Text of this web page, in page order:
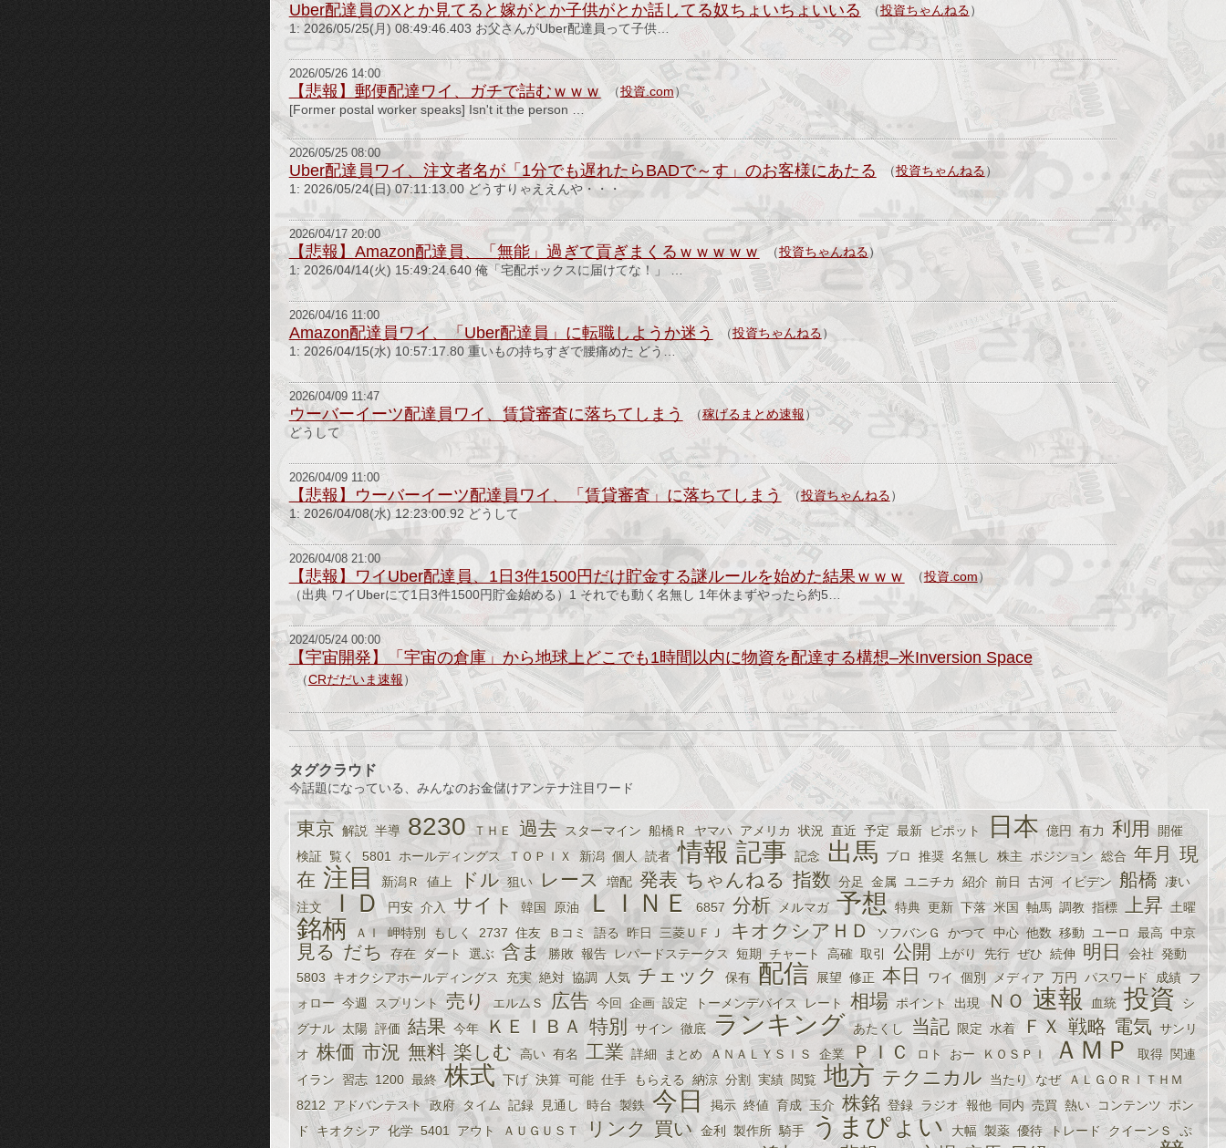
Uber配達員のXとか見てると嫁がとか子供がとか話してる奴ちょいちょいいる （投資ちゃんねる）
1: 2026/05/25(月) 08:49:46.403 お父さんがUber配達員って子供…
2026/05/26 14:00
【悲報】郵便配達ワイ、ガチで詰むｗｗｗ （投資.com）
[Former postal worker speaks] Isn't it the person …
2026/05/25 08:00
Uber配達員ワイ、注文者名が「1分でも遅れたらBADで～す」のお客様にあたる （投資ちゃんねる）
1: 2026/05/24(日) 07:11:13.00 どうすりゃええんや・・・
2026/04/17 20:00
【悲報】Amazon配達員、「無能」過ぎて貢ぎまくるｗｗｗｗｗ （投資ちゃんねる）
1: 2026/04/14(火) 15:49:24.640 俺「宅配ボックスに届けてな！」 …
2026/04/16 11:00
Amazon配達員ワイ、「Uber配達員」に転職しようか迷う （投資ちゃんねる）
1: 2026/04/15(水) 10:57:17.80 重いもの持ちすぎで腰痛めた どう…
2026/04/09 11:47
ウーバーイーツ配達員ワイ、賃貸審査に落ちてしまう （稼げるまとめ速報）
どうして
2026/04/09 11:00
【悲報】ウーバーイーツ配達員ワイ、「賃貸審査」に落ちてしまう （投資ちゃんねる）
1: 2026/04/08(水) 12:23:00.92 どうして
2026/04/08 21:00
【悲報】ワイUber配達員、1日3件1500円だけ貯金する謎ルールを始めた結果ｗｗｗ （投資.com）
（出典 ワイUberにて1日3件1500円貯金始める）1 それでも動く名無し 1年休まずやったら約5…
2024/05/24 00:00
【宇宙開発】「宇宙の倉庫」から地球上どこでも1時間以内に物資を配達する構想–米Inversion Space
（CRだだいま速報）
タグクラウド
今話題になっている、みんなのお金儲けアンテナ注目ワード
東京 解説 半導 8230 ＴＨＥ 過去 スターマイン 船橋Ｒ ヤマハ アメリカ 状況 直近 予定 最新 ピポット 日本 億円 有力 利用
開催
検証 覧く 5801 ホールディングス ＴＯＰＩＸ 新潟 個人 読者 情報 記事 記念 出馬 ブロ 推奨 名無し 株主 ポジション 総合 年月
現
在 注目 新潟Ｒ 値上 ドル 狙い レース 増配 発表 ちゃんねる 指数 分足 金属 ユニチカ 紹介 前日 古河 イビデン 船橋 凄い
注文
ＩＤ 円安 介入 サイト 韓国 原油 ＬＩＮＥ 6857 分析 メルマガ 予想 特典 更新 下落 米国 軸馬 調教 指標 上昇 土曜
銘柄 ＡＩ 岬特別 もしく 2737 住友 Ｂコミ 語る 昨日 三菱ＵＦＪ キオクシアＨＤ ソフバンＧ かつて 中心 他数 移動 ユーロ 最高 中京
見る だち 存在 ダート 選ぶ 含ま 勝敗 報告 レパードステークス 短期 チャート 高確 取引 公開 上がり 先行 ぜひ 続伸 明日 会社 発動
5803
キオクシアホールディングス 充実 絶対 協調 人気 チェック 保有 配信 展望 修正 本日 ワイ 個別 メディア 万円 パスワード 成績 フ
ォロー 今週 スプリント 売り エルムＳ 広告 今回 企画 設定 トーメンデバイス レート 相場 ポイント 出現 ＮＯ 速報 血統 投資
シ
グナル 太陽 評価 結果 今年 ＫＥＩＢＡ 特別 サイン 徹底 ランキング あたくし 当記 限定 水着 ＦＸ 戦略 電気 サンリ
オ 株価 市況 無料 楽しむ 高い 有名 工業 詳細 まとめ ＡＮＡＬＹＳＩＳ 企業 ＰＩＣ ロト おー ＫＯＳＰＩ ＡＭＰ 取得 関連
イラン
習志 1200 最終 株式 下げ 決算 可能 仕手 もらえる 納涼 分割 実績 閲覧 地方 テクニカル 当たり なぜ
ＡＬＧＯＲＩＴＨＭ
8212
アドバンテスト 政府 タイム 記録 見通し 時台 製鉄 今日 掲示 終値 育成 玉介 株銘 登録 ラジオ 報他 同内 売買 熱い コンテンツ
ポン
ド
キオクシア 化学 5401 アウト ＡＵＧＵＳＴ リンク 買い 金利 製作所 騎手 うまぴょい 大幅 製薬 優待 トレード クイーンＳ ぷ